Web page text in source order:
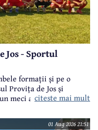
Jos - Sportul
formații și pe o
Provița de Jos și
meci amical.citeste mai mult
01 Aug 2026 21:51